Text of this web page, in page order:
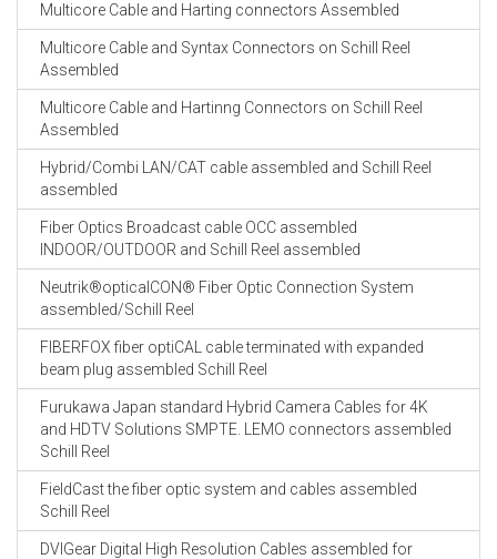
Multicore Cable and Harting connectors Assembled
Multicore Cable and Syntax Connectors on Schill Reel
Assembled
Multicore Cable and Hartinng Connectors on Schill Reel
Assembled
Hybrid/Combi LAN/CAT cable assembled and Schill Reel
assembled
Fiber Optics Broadcast cable OCC assembled
INDOOR/OUTDOOR and Schill Reel assembled
Neutrik®opticalCON® Fiber Optic Connection System
assembled/Schill Reel
FIBERFOX fiber optiCAL cable terminated with expanded
beam plug assembled Schill Reel
Furukawa Japan standard Hybrid Camera Cables for 4K
and HDTV Solutions SMPTE. LEMO connectors assembled
Schill Reel
FieldCast the fiber optic system and cables assembled
Schill Reel
DVIGear Digital High Resolution Cables assembled for